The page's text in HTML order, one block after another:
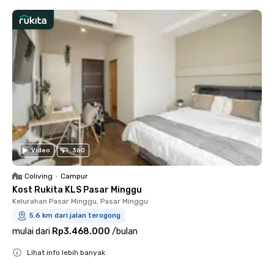
Video 360
Coliving • Campur
Kost Rukita KLS Pasar Minggu
Kelurahan Pasar Minggu, Pasar Minggu
5.6 km dari jalan terogong
mulai dari Rp3.468.000 /bulan
Lihat info lebih banyak